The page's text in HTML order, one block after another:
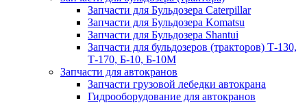
Запчасти для Бульдозера Caterpillar
Запчасти для Бульдозера Komatsu
Запчасти для Бульдозера Shantui
Запчасти для бульдозеров (тракторов) Т-130,
Т-170, Б-10, Б-10М
Запчасти для автокранов
Запчасти грузовой лебедки автокрана
Гидрооборудование для автокранов